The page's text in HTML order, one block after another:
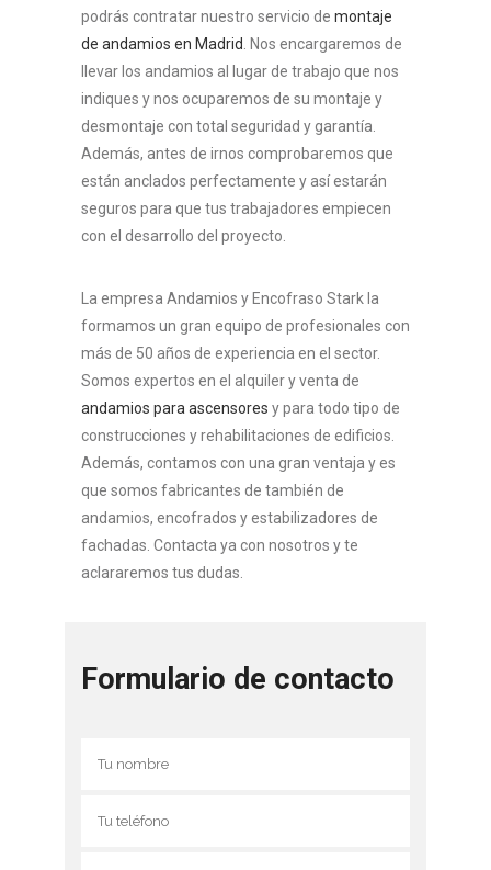
podrás contratar nuestro servicio de montaje
de andamios en Madrid
. Nos encargaremos de
llevar los andamios al lugar de trabajo que nos
indiques y nos ocuparemos de su montaje y
desmontaje con total seguridad y garantía.
Además, antes de irnos comprobaremos que
están anclados perfectamente y así estarán
seguros para que tus trabajadores empiecen
con el desarrollo del proyecto.
La empresa Andamios y Encofraso Stark la
formamos un gran equipo de profesionales con
más de 50 años de experiencia en el sector.
Somos expertos en el alquiler y venta de
andamios para ascensores y para todo tipo de
construcciones y rehabilitaciones de edificios.
Además, contamos con una gran ventaja y es
que somos fabricantes de también de
andamios, encofrados y estabilizadores de
fachadas. Contacta ya con nosotros y te
aclararemos tus dudas.
Formulario de contacto